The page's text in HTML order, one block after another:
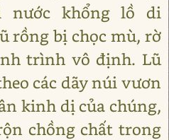
nước khổng lồ di
rồng bị chọc mù, rờ
trình vô định. Lũ
các dãy núi vươn
kinh dị của chúng,
chồng chất trong